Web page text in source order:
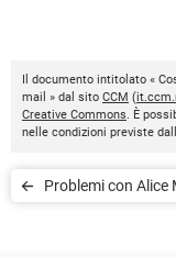
Il documento intitolato «
mail » dal sito CCM (
Creative Commons. È
nelle condizioni previste
Problemi con Alice